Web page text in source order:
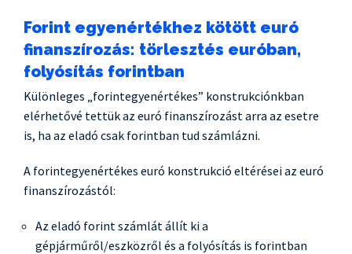
Forint egyenértékhez kötött euró
finanszírozás: törlesztés euróban,
folyósítás forintban
Különleges „forintegyenértékes” konstrukciónkban
elérhetővé tettük az euró finanszírozást arra az esetre
is, ha az eladó csak forintban tud számlázni.
A forintegyenértékes euró konstrukció eltérései az euró
finanszírozástól:
Az eladó forint számlát állít ki a
gépjárműről/eszközről és a folyósítás is forintban